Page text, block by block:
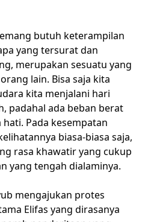
butuh keterampilan
yang tersurat dan
merupakan sesuatu yang
lain. Bisa saja kita
kita menjalani hari
padahal ada beban berat
Pada kesempatan
biasa-biasa saja,
rasa khawatir yang cukup
yang tengah dialaminya.
mengajukan protes
Elifas yang dirasanya